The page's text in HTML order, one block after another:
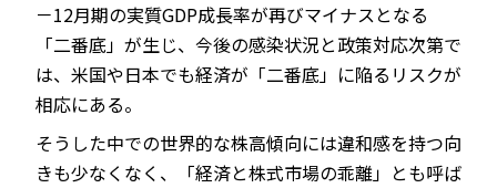
－12月期の実質GDP成長率が再びマイナスとなる
「二番底」が生じ、今後の感染状況と政策対応次第で
は、米国や日本でも経済が「二番底」に陥るリスクが
相応にある。
そうした中での世界的な株高傾向には違和感を持つ向
きも少なくなく、「経済と株式市場の乖離」とも呼ば